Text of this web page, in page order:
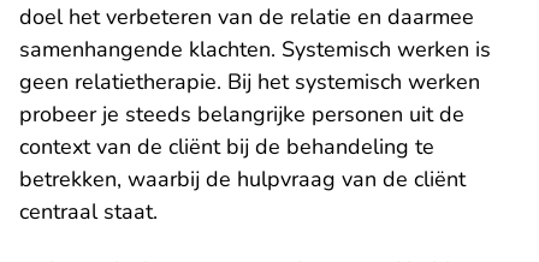
doel het verbeteren van de relatie en daarmee
samenhangende klachten. Systemisch werken is
geen relatietherapie. Bij het systemisch werken
probeer je steeds belangrijke personen uit de
context van de cliënt bij de behandeling te
betrekken, waarbij de hulpvraag van de cliënt
centraal staat.